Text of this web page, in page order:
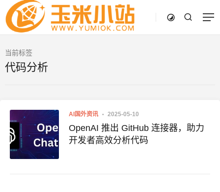
当前标签
代码分析
AI国外资讯 2025-05-10
OpenAI 推出 GitHub 连接器，助力
开发者高效分析代码